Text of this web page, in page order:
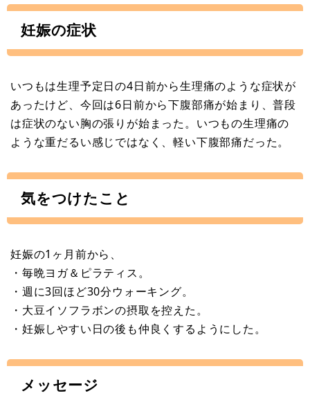
妊娠の症状
いつもは生理予定日の4日前から生理痛のような症状が
あったけど、今回は6日前から下腹部痛が始まり、普段
は症状のない胸の張りが始まった。いつもの生理痛の
ような重だるい感じではなく、軽い下腹部痛だった。
気をつけたこと
妊娠の1ヶ月前から、
・毎晩ヨガ＆ピラティス。
・週に3回ほど30分ウォーキング。
・大豆イソフラボンの摂取を控えた。
・妊娠しやすい日の後も仲良くするようにした。
メッセージ